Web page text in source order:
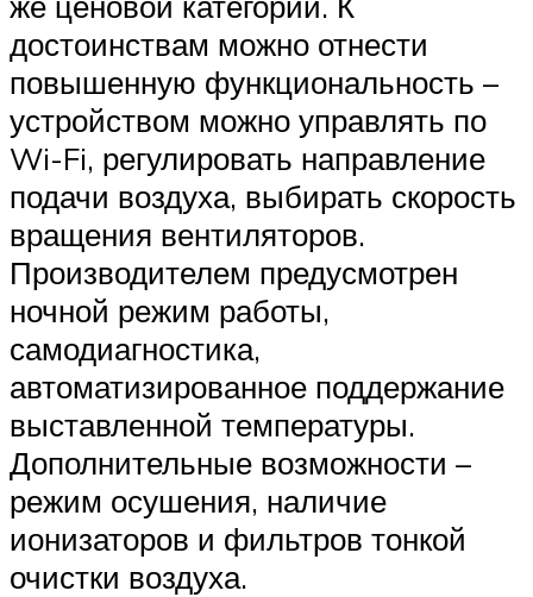
достоинствам можно отнести
повышенную функциональность –
устройством можно управлять по
Wi-Fi, регулировать направление
подачи воздуха, выбирать скорость
вращения вентиляторов.
Производителем предусмотрен
ночной режим работы,
самодиагностика,
автоматизированное поддержание
выставленной температуры.
Дополнительные возможности –
режим осушения, наличие
ионизаторов и фильтров тонкой
очистки воздуха.